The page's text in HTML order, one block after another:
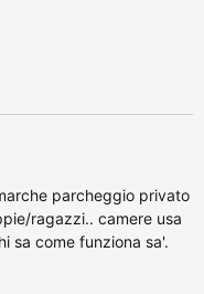
parcheggio privato
ragazzi.. camere usa
sa come funziona sa'.